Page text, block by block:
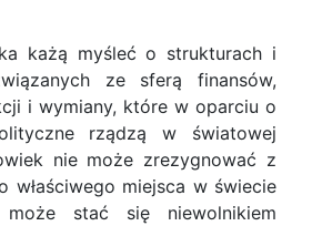
każą myśleć o strukturach i
ze sferą finansów,
i wymiany, które w oparciu o
rządzą w światowej
nie może zrezygnować z
właściwego miejsca w świecie
stać się niewolnikiem